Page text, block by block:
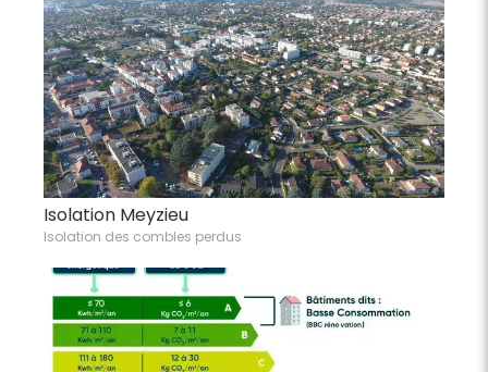
Isolation Meyzieu
Isolation des combles perdus